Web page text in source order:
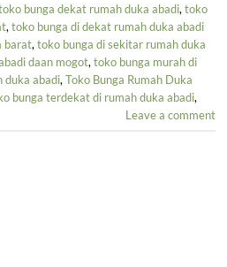
bunga dekat rumah duka abadi, toko
, toko bunga di dekat rumah duka abadi
barat, toko bunga di sekitar rumah duka
daan mogot, toko bunga murah di
duka abadi, Toko Bunga Rumah Duka
bunga terdekat di rumah duka abadi,
Leave a comment